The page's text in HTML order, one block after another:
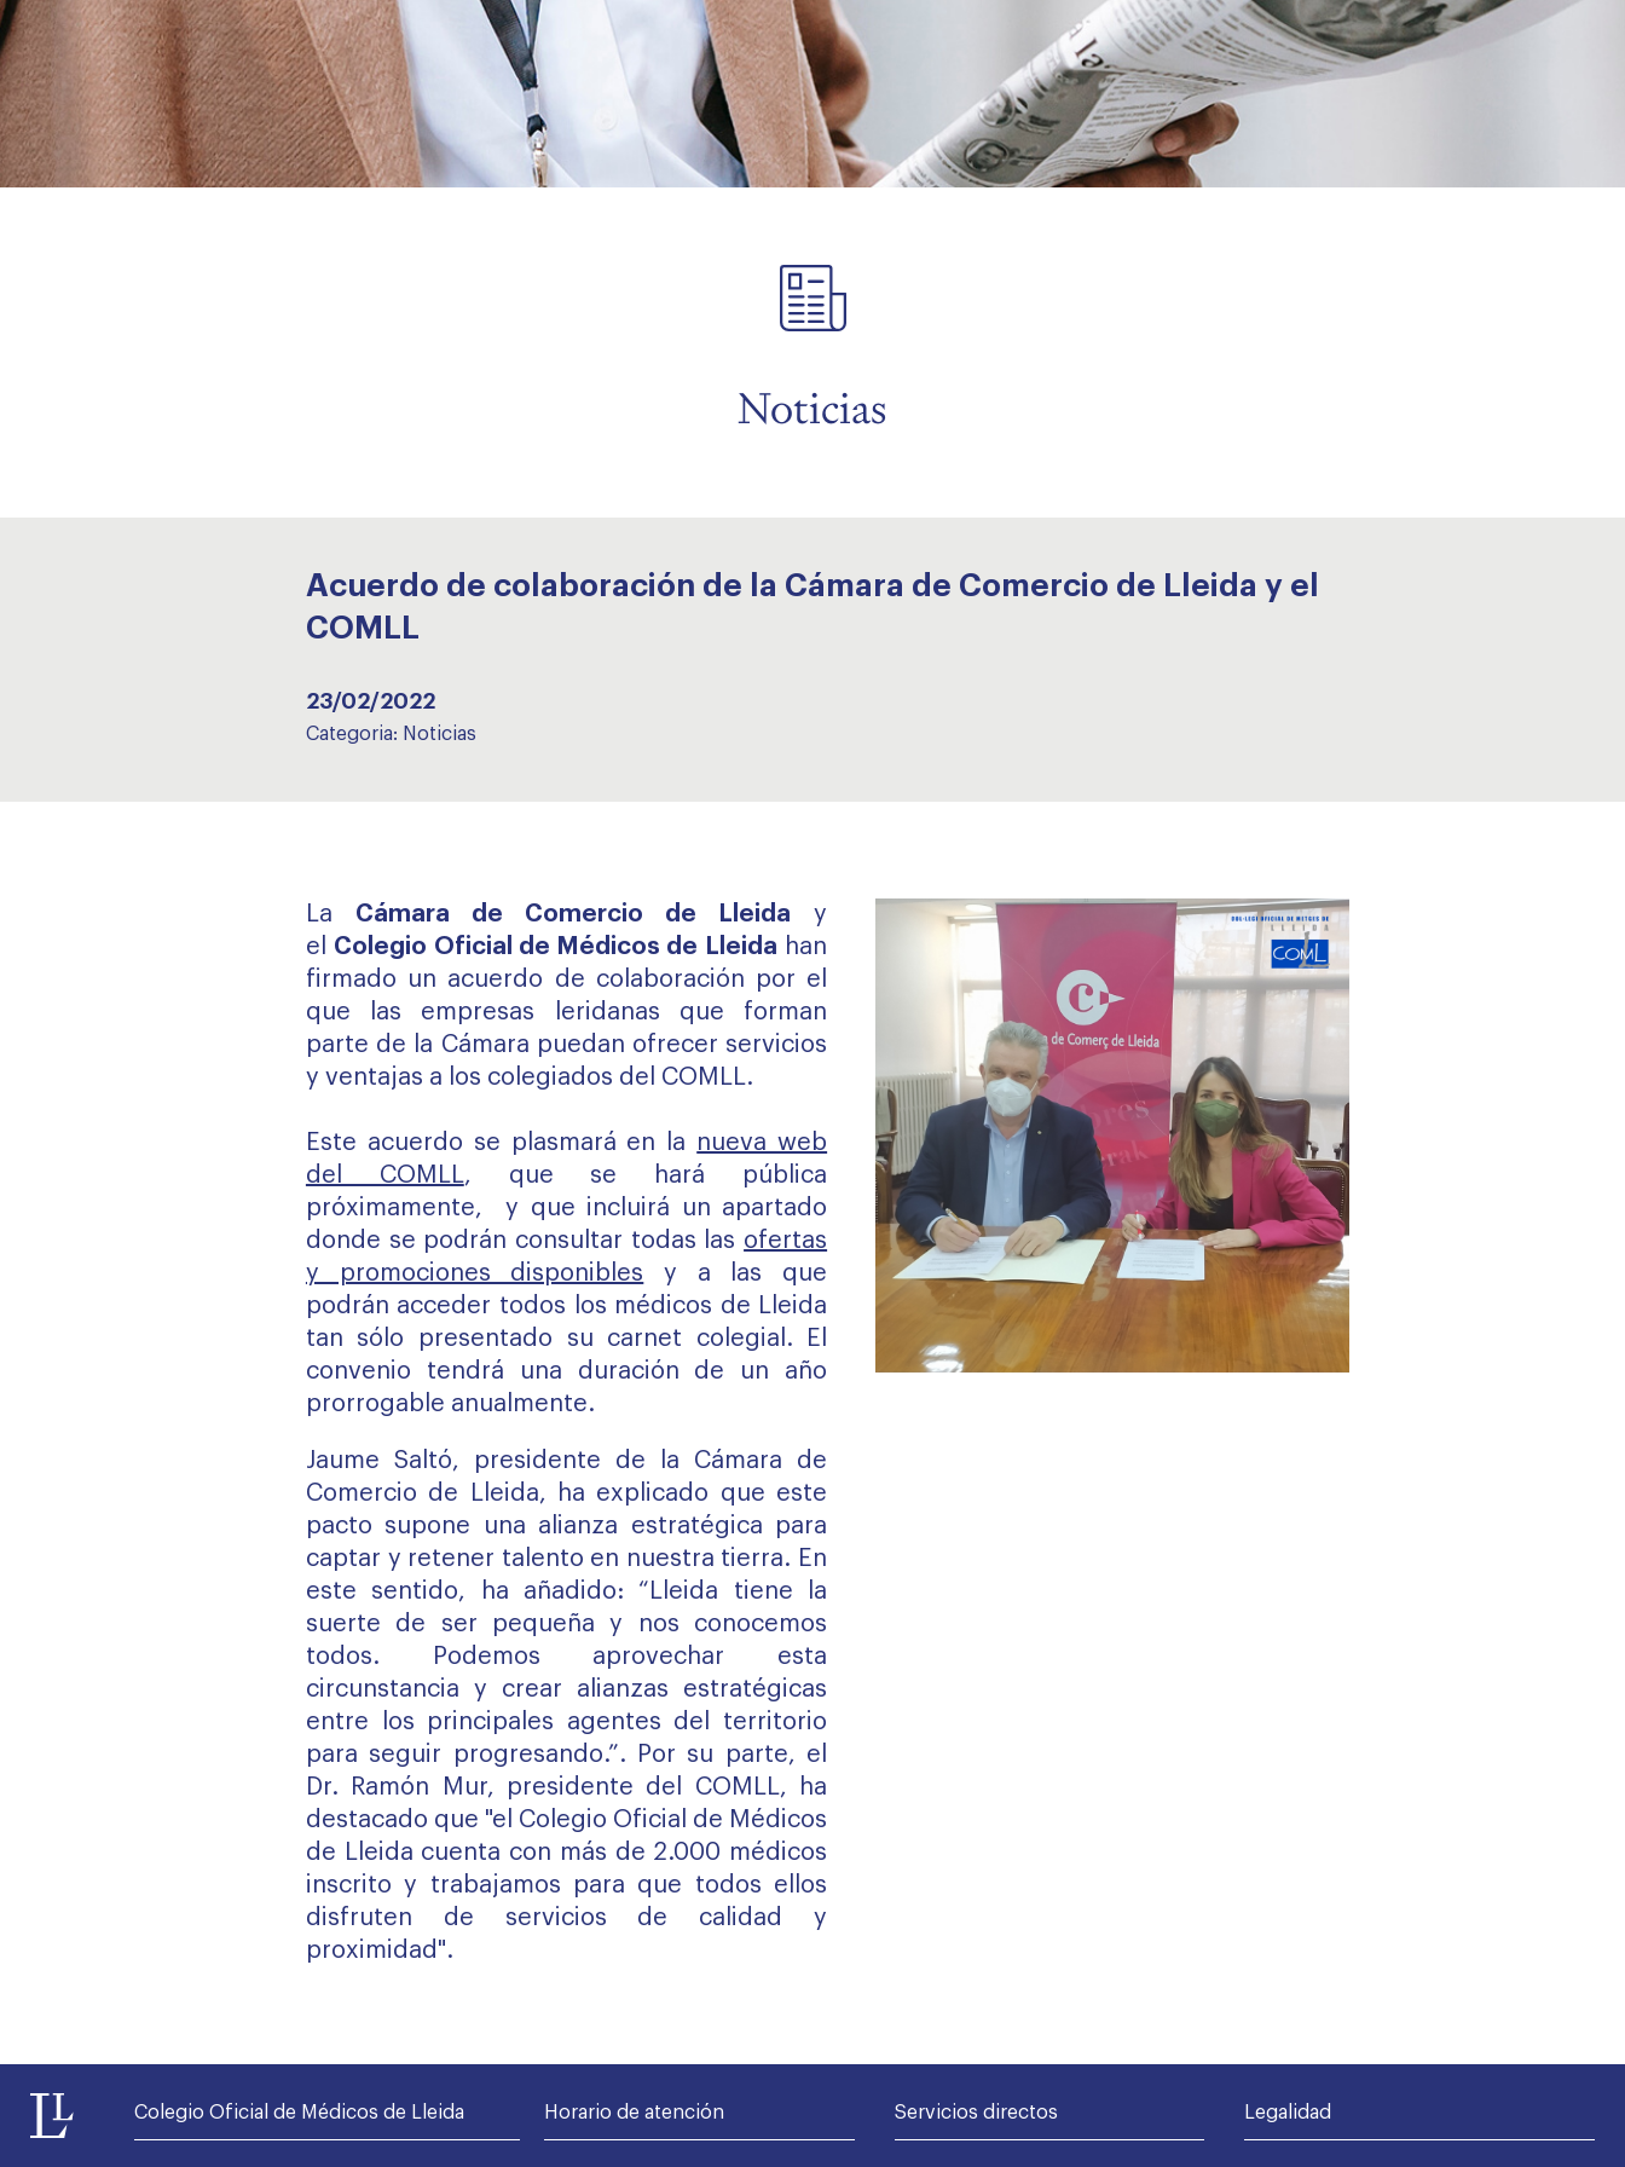
Noticias
Acuerdo de colaboración de la Cámara de Comercio de Lleida y el
COMLL
23/02/2022
Categoria: Noticias
La Cámara de Comercio de Lleida y
el Colegio Oficial de Médicos de Lleida han
firmado un acuerdo de colaboración por el
que las empresas leridanas que forman
parte de la Cámara puedan ofrecer servicios
y ventajas a los colegiados del COMLL.
Este acuerdo se plasmará en la nueva web
del COMLL, que se hará pública
próximamente, y que incluirá un apartado
donde se podrán consultar todas las ofertas
y promociones disponibles y a las que
podrán acceder todos los médicos de Lleida
tan sólo presentado su carnet colegial. El
convenio tendrá una duración de un año
prorrogable anualmente.
Jaume Saltó, presidente de la Cámara de
Comercio de Lleida, ha explicado que este
pacto supone una alianza estratégica para
captar y retener talento en nuestra tierra. En
este sentido, ha añadido: “Lleida tiene la
suerte de ser pequeña y nos conocemos
todos. Podemos aprovechar esta
circunstancia y crear alianzas estratégicas
entre los principales agentes del territorio
para seguir progresando.”. Por su parte, el
Dr. Ramón Mur, presidente del COMLL, ha
destacado que "el Colegio Oficial de Médicos
de Lleida cuenta con más de 2.000 médicos
inscrito y trabajamos para que todos ellos
disfruten de servicios de calidad y
proximidad".
Colegio Oficial de Médicos de Lleida Horario de atención Servicios directos Legalidad